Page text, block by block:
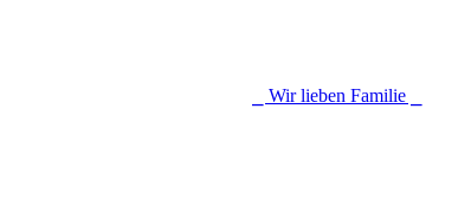
⎯ Wir lieben Familie ⎯